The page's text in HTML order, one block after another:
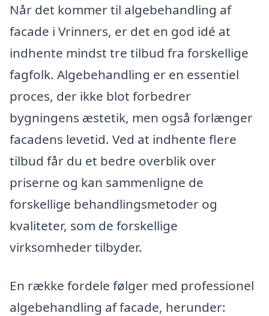
Når det kommer til algebehandling af
facade i Vrinners, er det en god idé at
indhente mindst tre tilbud fra forskellige
fagfolk. Algebehandling er en essentiel
proces, der ikke blot forbedrer
bygningens æstetik, men også forlænger
facadens levetid. Ved at indhente flere
tilbud får du et bedre overblik over
priserne og kan sammenligne de
forskellige behandlingsmetoder og
kvaliteter, som de forskellige
virksomheder tilbyder.
En række fordele følger med professionel
algebehandling af facade, herunder: